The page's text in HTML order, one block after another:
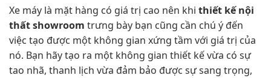
Xe máy là mặt hàng có giá trị cao nên khi thiết kế nội
thất showroom trưng bày bạn cũng cần chú ý đến
việc tạo được một không gian xứng tầm với giá trị của
nó. Bạn hãy tạo ra một không gian thiết kế vừa có sự
tao nhã, thanh lịch vừa đảm bảo được sự sang trọng,